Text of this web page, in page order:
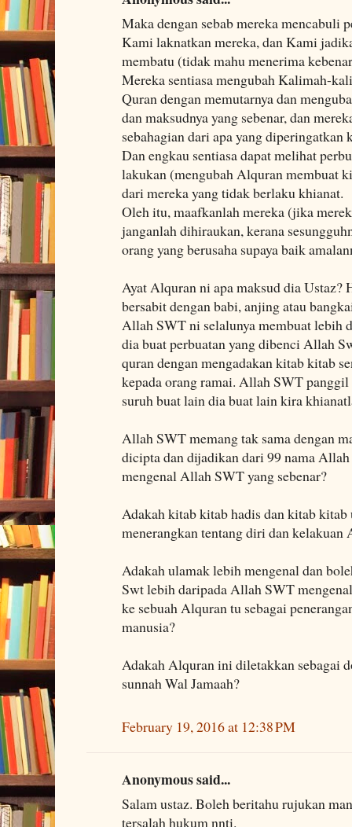
Maka dengan sebab mereka mencabuli
Kami laknatkan mereka, dan Kami
membatu (tidak mahu menerima
Mereka sentiasa mengubah Kalimah-
Quran dengan memutarnya dan
dan maksudnya yang sebenar, dan
sebahagian dari apa yang diperingatkan
Dan engkau sentiasa dapat melihat
lakukan (mengubah Alquran membuat
dari mereka yang tidak berlaku khianat.
Oleh itu, maafkanlah mereka (jika
janganlah dihiraukan, kerana
orang yang berusaha supaya baik
Ayat Alquran ni apa maksud dia Ustaz?
bersabit dengan babi, anjing atau
Allah SWT ni selalunya membuat lebih
dia buat perbuatan yang dibenci Allah
quran dengan mengadakan kitab kitab
kepada orang ramai. Allah SWT
suruh buat lain dia buat lain kira
Allah SWT memang tak sama dengan
dicipta dan dijadikan dari 99 nama
mengenal Allah SWT yang sebenar?
Adakah kitab kitab hadis dan kitab
menerangkan tentang diri dan kelakuan
Adakah ulamak lebih mengenal dan
Swt lebih daripada Allah SWT
ke sebuah Alquran tu sebagai
manusia?
Adakah Alquran ini diletakkan sebagai
sunnah Wal Jamaah?
February 19, 2016 at 12:38 PM
Anonymous said...
Salam ustaz. Boleh beritahu rujukan
tersalah hukum nnti.